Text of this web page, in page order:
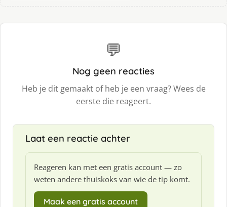
💬
Nog geen reacties
Heb je dit gemaakt of heb je een vraag? Wees de
eerste die reageert.
Laat een reactie achter
Reageren kan met een gratis account — zo
weten andere thuiskoks van wie de tip komt.
Maak een gratis account